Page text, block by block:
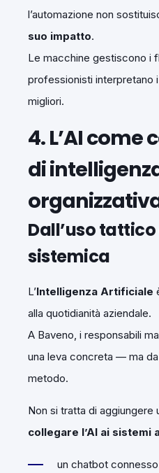
l’automazione non
suo impatto.
Le macchine gestiscono i
professionisti interpretano
migliori.
4. L’AI
di
Dall’uso
sistemica
L’Intelligenza Artificiale
alla quotidianità aziendale.
A Baveno, i responsabili
una leva concreta — ma
metodo.
Non si tratta di aggiungere
collegare l’AI ai sistemi
un chatbot